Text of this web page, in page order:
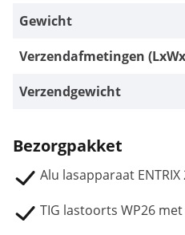
Gewicht
Verzendafmetingen
Verzendgewicht
Bezorgpakket
Alu lasapparaat ENTRIX
TIG lastoorts WP26